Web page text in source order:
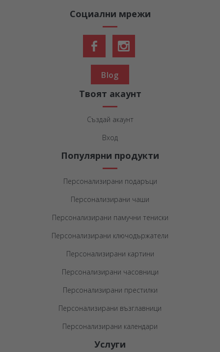
Социални мрежи
Blog
Твоят акаунт
Създай акаунт
Вход
Популярни продукти
Персонализирани подаръци
Персонализирани чаши
Персонализирани памучни тениски
Персонализирани ключодържатели
Персонализирани картини
Персонализирани часовници
Персонализирани престилки
Персонализирани възглавници
Персонализирани календари
Услуги